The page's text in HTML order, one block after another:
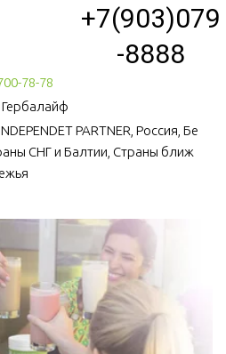
+7(903)079
-8888
78-78
PARTNER, Россия, Бе
СНГ и Балтии, Страны ближ